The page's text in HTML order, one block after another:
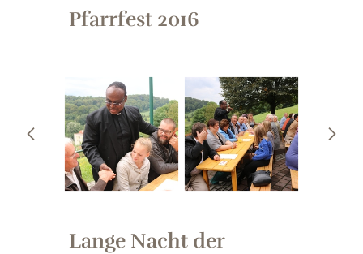
Pfarrfest 2016
Lange Nacht der